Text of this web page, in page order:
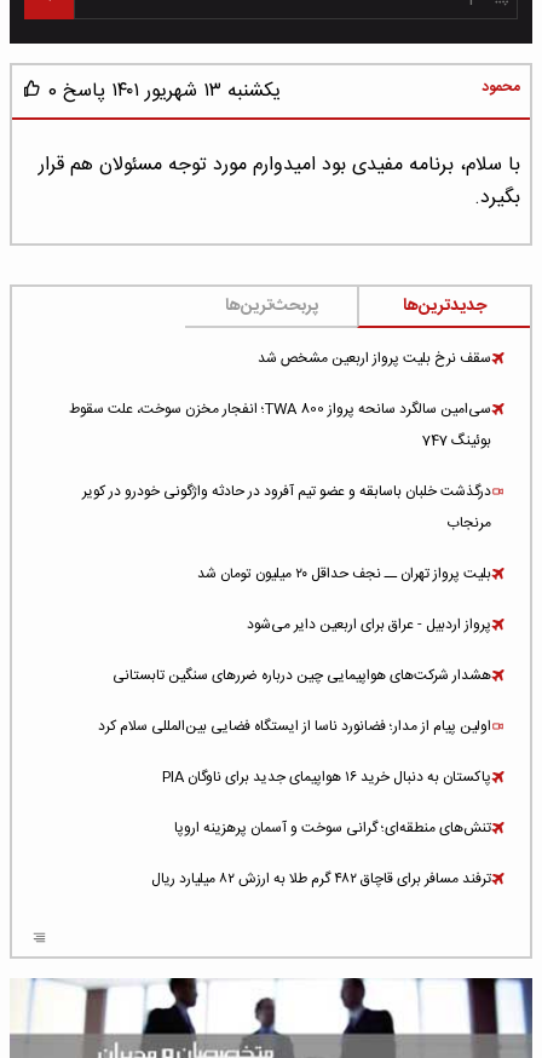
محمود یکشنبه ۱۳ شهریور ۱۴۰۱ پاسخ 0
با سلام، برنامه مفیدی بود امیدوارم مورد توجه مسئولان هم قرار
بگیرد.
جدیدترین‌ها پربحث‌ترین‌ها
سقف نرخ بلیت پرواز اربعین مشخص شد
سی‌امین سالگرد سانحه پرواز TWA 800؛ انفجار مخزن سوخت، علت سقوط
بوئینگ 747
درگذشت خلبان باسابقه و عضو تیم آفرود در حادثه واژگونی خودرو در کویر
مرنجاب
بلیت پرواز تهران ــ نجف حداقل ۲۰ میلیون تومان شد
پرواز اردبیل - عراق برای اربعین دایر می‌شود
هشدار شرکت‌های هواپیمایی چین درباره ضررهای سنگین تابستانی
اولین پیام از مدار؛ فضانورد ناسا از ایستگاه فضایی بین‌المللی سلام کرد
پاکستان به دنبال خرید ۱۶ هواپیمای جدید برای ناوگان PIA
تنش‌های منطقه‌ای؛ گرانی سوخت و آسمان پرهزینه اروپا
ترفند مسافر برای قاچاق ۴۸۲ گرم طلا به ارزش ۸۲ میلیارد ریال
شلوغ‌ترین فرودگاه‌های اروپا در ۲۰۲۵: لندن، استانبول و پاریس
پخش زنده پرواز سیزدهم موشک استارشیپ اسپیس‌ایکس [جمعه ساعت ۰۱:۴۵]